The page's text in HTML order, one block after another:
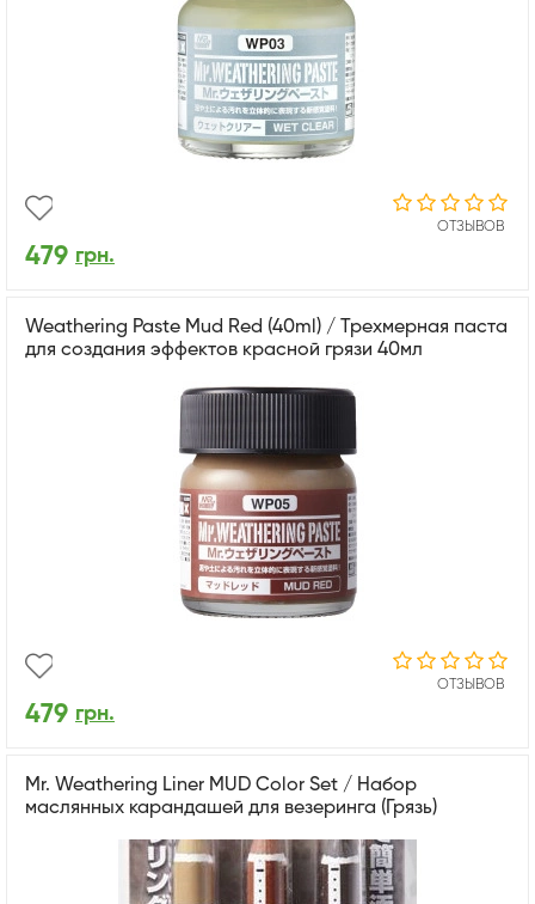
ОТЗЫВОВ
479 грн.
Weathering Paste Mud Red (40ml) / Трехмерная паста
для создания эффектов красной грязи 40мл
ОТЗЫВОВ
479 грн.
Mr. Weathering Liner MUD Color Set / Набор
маслянных карандашей для везеринга (Грязь)